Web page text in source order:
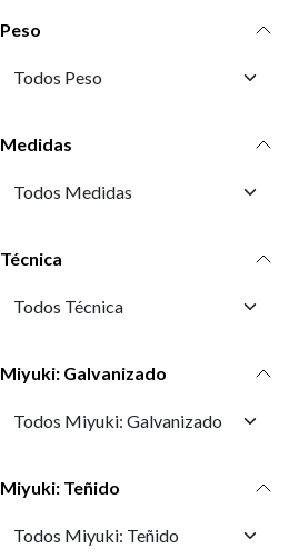
Peso
Medidas
Técnica
Miyuki: Galvanizado
Miyuki: Teñido